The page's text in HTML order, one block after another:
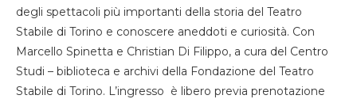
degli spettacoli più importanti della storia del Teatro
Stabile di Torino e conoscere aneddoti e curiosità. Con
Marcello Spinetta e Christian Di Filippo, a cura del Centro
Studi – biblioteca e archivi della Fondazione del Teatro
Stabile di Torino. L’ingresso è libero previa prenotazione